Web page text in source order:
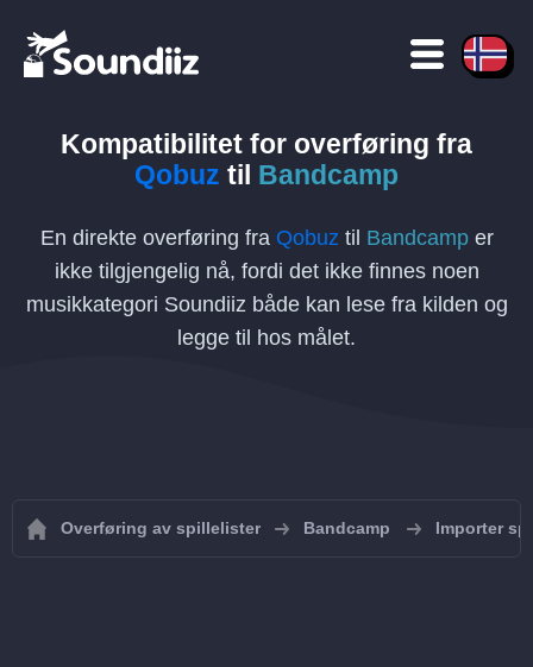
Kompatibilitet for overføring fra
Qobuz til Bandcamp
En direkte overføring fra Qobuz til Bandcamper
ikke tilgjengelig nå, fordi det ikke finnes noen
musikkategori Soundiiz både kan lese fra kilden og
legge til hos målet.
Overføring av spillelister Bandcamp Importer